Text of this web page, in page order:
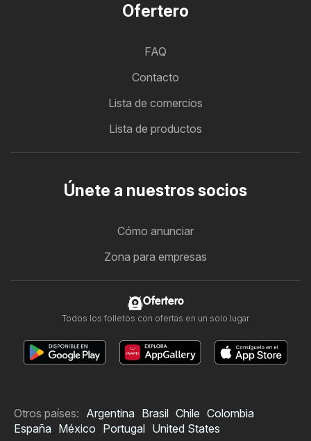
Ofertero
FAQ
Contacto
Lista de comercios
Lista de productos
Únete a nuestros socios
Cómo anunciar
Zona para empresas
Ofertero
Todos los folletos con ofertas en un solo lugar
Otros países: Argentina Brasil Chile Colombia
España México Portugal United States